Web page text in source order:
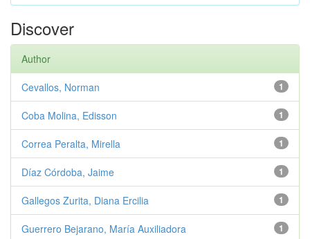
Discover
Author
1
Cevallos, Norman
1
Coba Molina, Edisson
1
Correa Peralta, Mirella
1
Díaz Córdoba, Jaime
1
Gallegos Zurita, Diana Ercilia
1
Guerrero Bejarano, María Auxiliadora